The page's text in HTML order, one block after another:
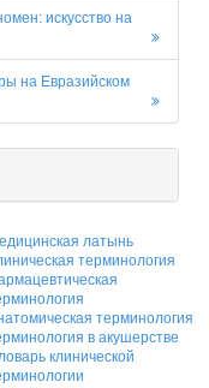
искусство на
на Евразийском
латынь
терминология
терминология
в акушерстве
клинической